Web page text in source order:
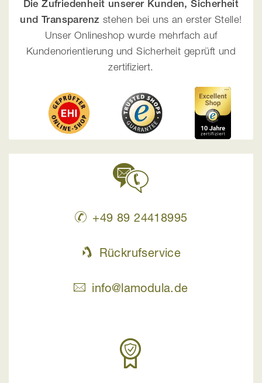
Die Zufriedenheit unserer Kunden, Sicherheit
und Transparenz stehen bei uns an erster Stelle!
Unser Onlineshop wurde mehrfach auf
Kundenorientierung und Sicherheit geprüft und
zertifiziert.
+49 89 24418995
Rückrufservice
info@lamodula.de